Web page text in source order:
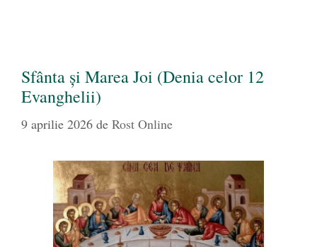
Sfânta și Marea Joi (Denia celor 12
Evanghelii)
9 aprilie 2026 de Rost Online